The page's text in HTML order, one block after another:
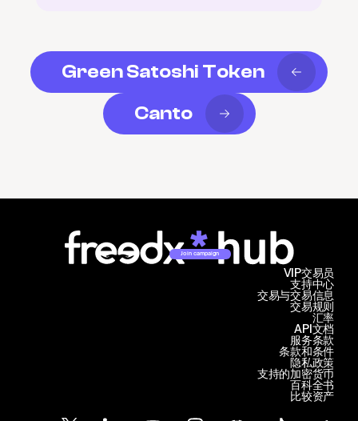
Green Satoshi Token
Canto
Join campaign
支持中心
交易与交易信息
VIP交易员
交易规则
汇率
API文档
服务条款
条款和条件
隐私政策
支持的加密货币
百科全书
比较资产